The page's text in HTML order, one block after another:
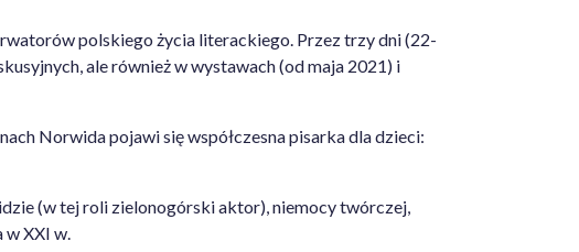
polskiego życia literackiego. Przez trzy dni (22-
ale również w wystawach (od maja 2021) i
Norwida pojawi się współczesna pisarka dla dzieci:
(w tej roli zielonogórski aktor), niemocy twórczej,
w XXI w.